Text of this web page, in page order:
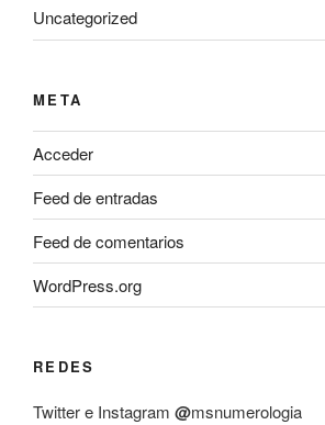
Uncategorized
META
Acceder
Feed de entradas
Feed de comentarios
WordPress.org
REDES
Twitter e Instagram @msnumerologia